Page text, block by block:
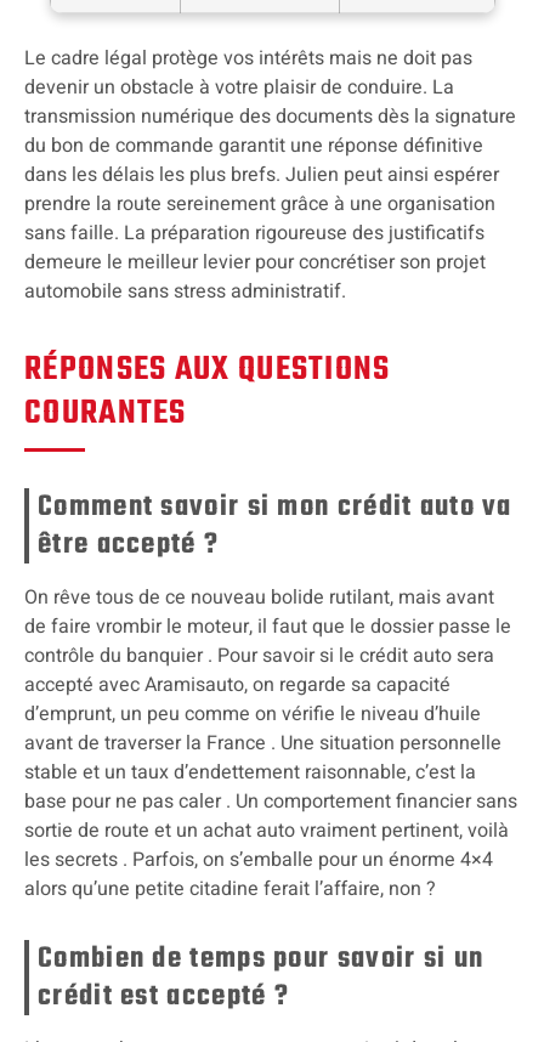
Le cadre légal protège vos intérêts mais ne doit pas
devenir un obstacle à votre plaisir de conduire. La
transmission numérique des documents dès la signature
du bon de commande garantit une réponse définitive
dans les délais les plus brefs. Julien peut ainsi espérer
prendre la route sereinement grâce à une organisation
sans faille. La préparation rigoureuse des justificatifs
demeure le meilleur levier pour concrétiser son projet
automobile sans stress administratif.
RÉPONSES AUX QUESTIONS
COURANTES
Comment savoir si mon crédit auto va
être accepté ?
On rêve tous de ce nouveau bolide rutilant, mais avant
de faire vrombir le moteur, il faut que le dossier passe le
contrôle du banquier . Pour savoir si le crédit auto sera
accepté avec Aramisauto, on regarde sa capacité
d’emprunt, un peu comme on vérifie le niveau d’huile
avant de traverser la France . Une situation personnelle
stable et un taux d’endettement raisonnable, c’est la
base pour ne pas caler . Un comportement financier sans
sortie de route et un achat auto vraiment pertinent, voilà
les secrets . Parfois, on s’emballe pour un énorme 4×4
alors qu’une petite citadine ferait l’affaire, non ?
Combien de temps pour savoir si un
crédit est accepté ?